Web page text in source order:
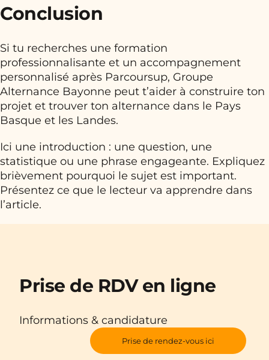
Conclusion
Si tu recherches une formation
professionnalisante et un accompagnement
personnalisé après Parcoursup, Groupe
Alternance Bayonne peut t’aider à construire ton
projet et trouver ton alternance dans le Pays
Basque et les Landes.
Ici une introduction : une question, une
statistique ou une phrase engageante. Expliquez
brièvement pourquoi le sujet est important.
Présentez ce que le lecteur va apprendre dans
l’article.
Prise de RDV en ligne
Informations & candidature
Prise de rendez-vous ici